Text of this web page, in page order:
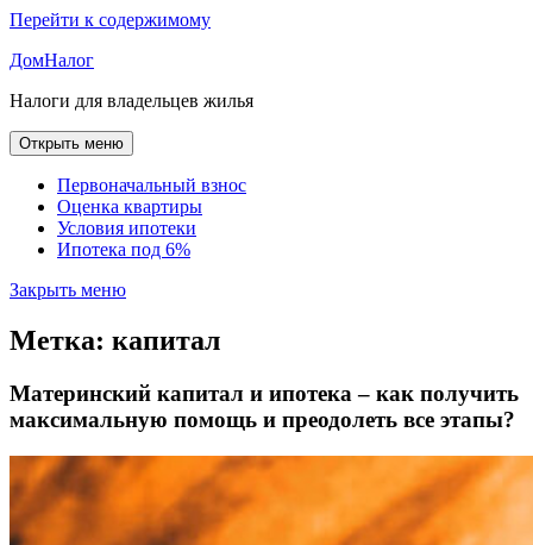
Перейти к содержимому
ДомНалог
Налоги для владельцев жилья
Открыть меню
Первоначальный взнос
Оценка квартиры
Условия ипотеки
Ипотека под 6%
Закрыть меню
Метка: капитал
Материнский капитал и ипотека – как получить
максимальную помощь и преодолеть все этапы?